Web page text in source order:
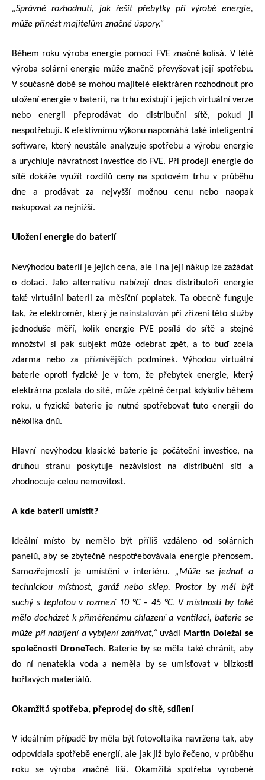
„Správné rozhodnutí, jak řešit přebytky při výrobě energie,
může přinést majitelům značné úspory.“
Během roku výroba energie pomocí FVE značně kolísá. V létě
výroba solární energie může značně převyšovat její spotřebu.
V současné době se mohou majitelé elektráren rozhodnout pro
uložení energie v baterii, na trhu existují i jejich virtuální verze
nebo energii přeprodávat do distribuční sítě, pokud ji
nespotřebují. K efektivnímu výkonu napomáhá také inteligentní
software, který neustále analyzuje spotřebu a výrobu energie
a urychluje návratnost investice do FVE. Při prodeji energie do
sítě dokáže využít rozdílů ceny na spotovém trhu v průběhu
dne a prodávat za nejvyšší možnou cenu nebo naopak
nakupovat za nejnižší.
Uložení energie do baterií
Nevýhodou baterií je jejich cena, ale i na její nákup lzezažádat
o dotaci. Jako alternativu nabízejí dnes distributoři energie
také virtuální baterii za měsíční poplatek. Ta obecně funguje
tak, že elektroměr, který je nainstalován při zřízení této služby
jednoduše měří, kolik energie FVE posílá do sítě a stejné
množství si pak subjekt může odebrat zpět, a to buď zcela
zdarma nebo za příznivějšíchpodmínek. Výhodou virtuální
baterie oproti fyzické je v tom, že přebytek energie, který
elektrárna poslala do sítě, může zpětně čerpat kdykoliv během
roku, u fyzické baterie je nutné spotřebovat tuto energii do
několika dnů.
Hlavní nevýhodou klasické baterie je počáteční investice, na
druhou stranu poskytuje nezávislost na distribuční síti a
zhodnocuje celou nemovitost.
A kde baterii umístit?
Ideální místo by nemělo být příliš vzdáleno od solárních
panelů, aby se zbytečně nespotřebovávala energie přenosem.
Samozřejmostí je umístění v interiéru. „Může se jednat o
technickou místnost, garáž nebo sklep. Prostor by měl být
suchý s teplotou v rozmezí 10 °C – 45 °C. V místnosti by také
mělo docházet k přiměřenému chlazení a ventilaci, baterie se
může při nabíjení a vybíjení zahřívat,“ uvádí Martin Doležal se
společnosti DroneTech. Baterie by se měla také chránit, aby
do ní nenatekla voda a neměla by se umísťovat v blízkosti
hořlavých materiálů.
Okamžitá spotřeba, přeprodej do sítě, sdílení
V ideálním případě by měla být fotovoltaika navržena tak, aby
odpovídala spotřebě energií, ale jak již bylo řečeno, v průběhu
roku se výroba značně liší. Okamžitá spotřeba vyrobené